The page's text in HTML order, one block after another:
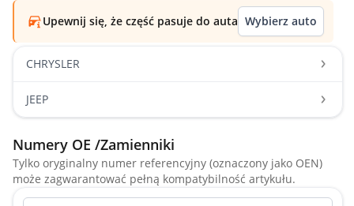
Upewnij się, że część pasuje do auta Wybierz auto
CHRYSLER
JEEP
Numery OE /Zamienniki
Tylko oryginalny numer referencyjny (oznaczony jako OEN)
może zagwarantować pełną kompatybilność artykułu.